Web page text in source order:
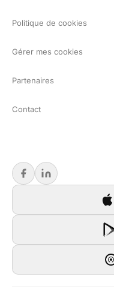
Politique de cookies
Gérer mes cookies
Partenaires
Contact